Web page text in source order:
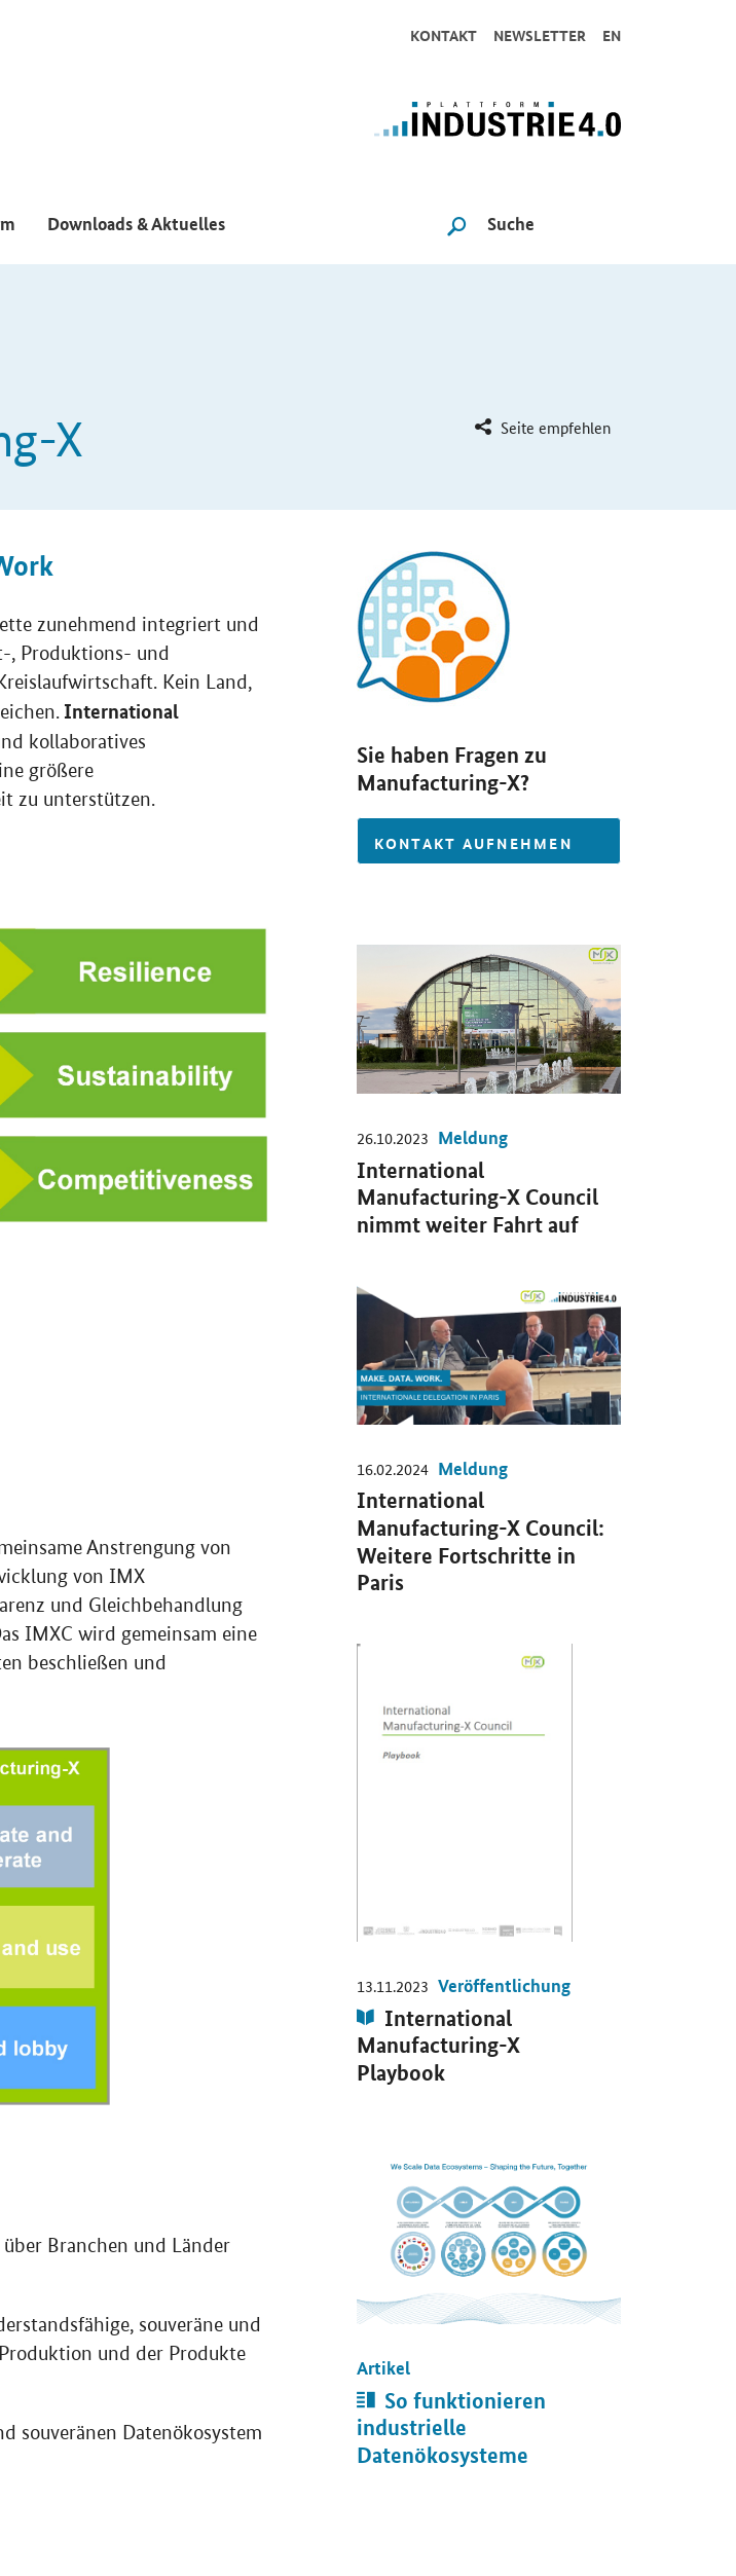
KONTAKT NEWSLETTER EN
Downloads & Aktuelles Suche
SUCHE STARTEN
Seite empfehlen
X
zunehmend integriert und
, Produktions- und
Kein Land,
International
kollaboratives
größere
zu unterstützen.
Anstrengung von
von IMX
und Gleichbehandlung
IMXC wird gemeinsam eine
beschließen und
Branchen und Länder
souveräne und
und der Produkte
souveränen Datenökosystem
Sie haben Fragen zu
Manufacturing-X?
KONTAKT AUFNEHMEN
26.10.2023 Meldung
International
Manufacturing-X Council
nimmt weiter Fahrt auf
Öffnet Einzelsicht
16.02.2024 Meldung
International
Manufacturing-X Council:
Weitere Fortschritte in
Paris
Öffnet Einzelsicht
13.11.2023 Veröffentlichung
Publikation:
International
Manufacturing-X
Playbook
Öffnet PDF "International Manufacturing-X Playbook" in
Artikel
Artikel:
So funktionieren
industrielle
Datenökosysteme